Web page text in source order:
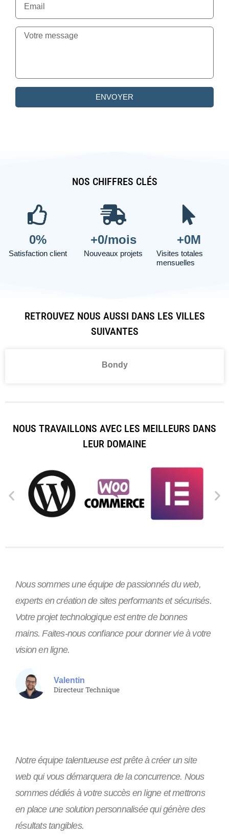
ENVOYER
NOS CHIFFRES CLÉS
Satisfaction client
0%
Nouveaux projets
+0/mois
Visites totales
mensuelles
+0M
RETROUVEZ NOUS AUSSI DANS LES VILLES
SUIVANTES
Bondy
NOUS TRAVAILLONS AVEC LES MEILLEURS DANS
LEUR DOMAINE
Nous sommes une équipe de passionnés du web,
experts en création de sites performants et sécurisés.
Votre projet technologique est entre de bonnes
mains. Faites-nous confiance pour donner vie à votre
vision en ligne.
Valentin
Directeur Technique
Notre équipe talentueuse est prête à créer un site
web qui vous démarquera de la concurrence. Nous
sommes dédiés à votre succès en ligne et mettrons
en place une solution personnalisée qui génère des
résultats tangibles.